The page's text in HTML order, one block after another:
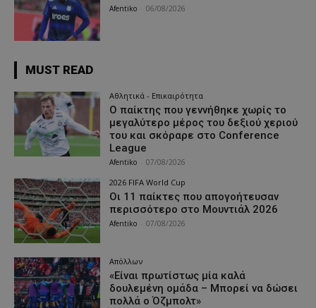
Afentiko 06/08/2026
MUST READ
Αθλητικά - Επικαιρότητα
Ο παίκτης που γεννήθηκε χωρίς το
μεγαλύτερο μέρος του δεξιού χεριού
του και σκόραρε στο Conference
League
Afentiko 07/08/2026
2026 FIFA World Cup
Οι 11 παίκτες που απογοήτευσαν
περισσότερο στο Μουντιάλ 2026
Afentiko 07/08/2026
Απόλλων
«Είναι πρωτίστως μία καλά
δουλεμένη ομάδα – Μπορεί να δώσει
πολλά ο Όζμπολτ»